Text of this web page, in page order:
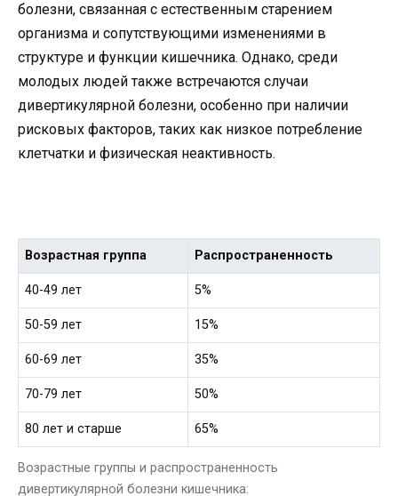
болезни, связанная с естественным старением
организма и сопутствующими изменениями в
структуре и функции кишечника. Однако, среди
молодых людей также встречаются случаи
дивертикулярной болезни, особенно при наличии
рисковых факторов, таких как низкое потребление
клетчатки и физическая неактивность.
Возрастные группы и распространенность
дивертикулярной болезни кишечника:
Возрастная группа Распространенность
40-49 лет 5%
50-59 лет 15%
60-69 лет 35%
70-79 лет 50%
80 лет и старше 65%